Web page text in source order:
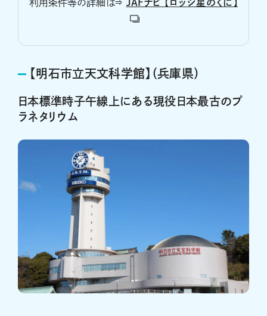
利用条件等の詳細は⇒ JAFナビ 【ロッジ星のくに】
【明石市立天文科学館】（兵庫県）
日本標準時子午線上にある現役日本最古のプ
ラネタリウム